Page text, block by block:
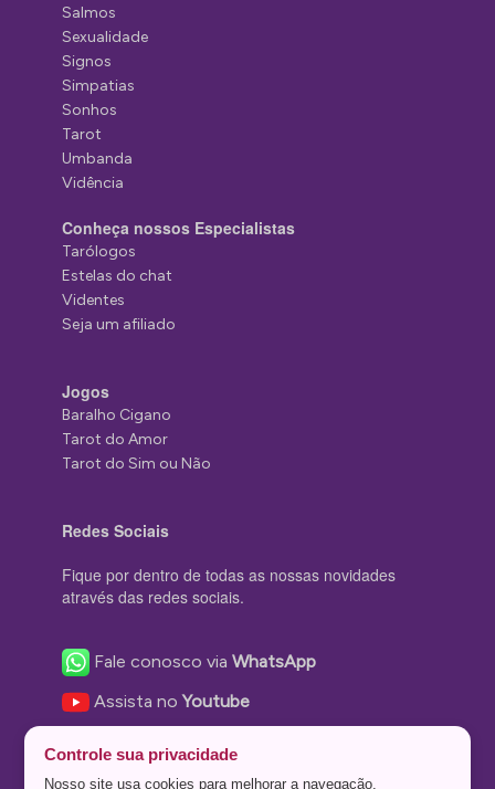
Salmos
Sexualidade
Signos
Simpatias
Sonhos
Tarot
Umbanda
Vidência
Conheça nossos Especialistas
Tarólogos
Estelas do chat
Videntes
Seja um afiliado
Jogos
Baralho Cigano
Tarot do Amor
Tarot do Sim ou Não
Redes Sociais
Fique por dentro de todas as nossas novidades
através das redes sociais.
Fale conosco viaWhatsApp
Assista noYoutube
Nos siga no Instagram
Controle sua privacidade
Nosso site usa cookies para melhorar a navegação.